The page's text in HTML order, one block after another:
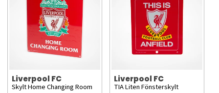
Liverpool FC
Skylt Home Changing Room
Liverpool FC
TIA Liten Fönsterskylt